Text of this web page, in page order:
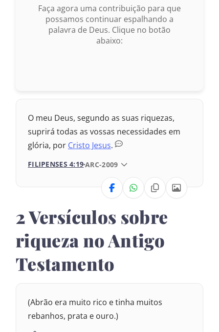
1969 – Almeida Revisada e Corrigida
1993 – Almeida Revisada e Atualizada
Faça agora uma contribuição para que
possamos continuar espalhando a
palavra de Deus. Clique no botão
abaixo:
O meu Deus, segundo as suas riquezas,
suprirá todas as vossas necessidades em
glória, por Cristo Jesus.
FILIPENSES 4:19 VERSÃO DA BÍBLIA
ARC-2009
VERSÃO
Nova Versão Transformadora
Nova Versão Internacional
2017 – Nova Almeida Atualizada
1969 – Almeida Revisada e Corrigida
1993 – Almeida Revisada e Atualizada
2 Versículos sobre
riqueza no Antigo
Testamento
(Abrão era muito rico e tinha muitos
rebanhos, prata e ouro.)